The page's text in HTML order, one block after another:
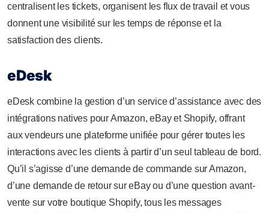
centralisent les tickets, organisent les flux de travail et vous
donnent une visibilité sur les temps de réponse et la
satisfaction des clients.
eDesk
eDesk combine la gestion d’un service d’assistance avec des
intégrations natives pour Amazon, eBay et Shopify, offrant
aux vendeurs une plateforme unifiée pour gérer toutes les
interactions avec les clients à partir d’un seul tableau de bord.
Qu’il s’agisse d’une demande de commande sur Amazon,
d’une demande de retour sur eBay ou d’une question avant-
vente sur votre boutique Shopify, tous les messages